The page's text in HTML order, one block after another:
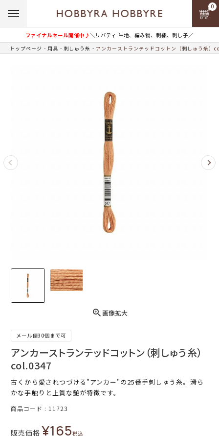
ファイナルセール開催中♪＼リバティ 生地、編み物、刺繍、刺し子／
0
トップページ 用具 刺しゅう糸 アンカーストランテッドコットン（刺しゅう糸）
画像拡大
メール便30個まで可
アンカーストランテッドコットン（刺しゅう糸）
col.0347
古くから愛されつづける"アンカー"の25番手刺しゅう糸。滑ら
かな手触りと上質な艶が特徴です。
商品コード 11723
販売価格 ¥165税込